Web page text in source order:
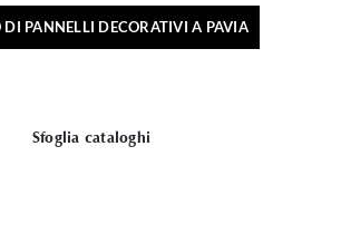
DI PANNELLI DECORATIVI A PAVIA
Sfoglia cataloghi